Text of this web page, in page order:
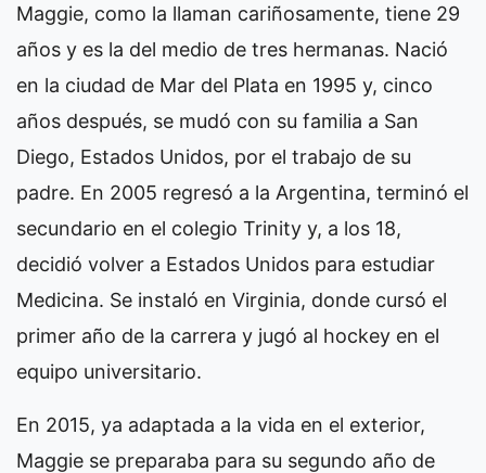
Maggie, como la llaman cariñosamente, tiene 29
años y es la del medio de tres hermanas. Nació
en la ciudad de Mar del Plata en 1995 y, cinco
años después, se mudó con su familia a San
Diego, Estados Unidos, por el trabajo de su
padre. En 2005 regresó a la Argentina, terminó el
secundario en el colegio Trinity y, a los 18,
decidió volver a Estados Unidos para estudiar
Medicina. Se instaló en Virginia, donde cursó el
primer año de la carrera y jugó al hockey en el
equipo universitario.
En 2015, ya adaptada a la vida en el exterior,
Maggie se preparaba para su segundo año de